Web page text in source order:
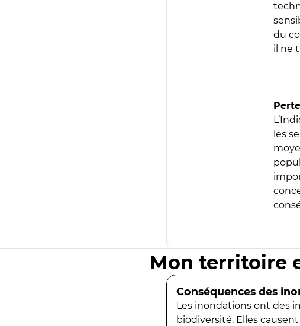
du
il ne
les
Mon territoire
Conséquences des
Les inondations ont des
biodiversité. Elles